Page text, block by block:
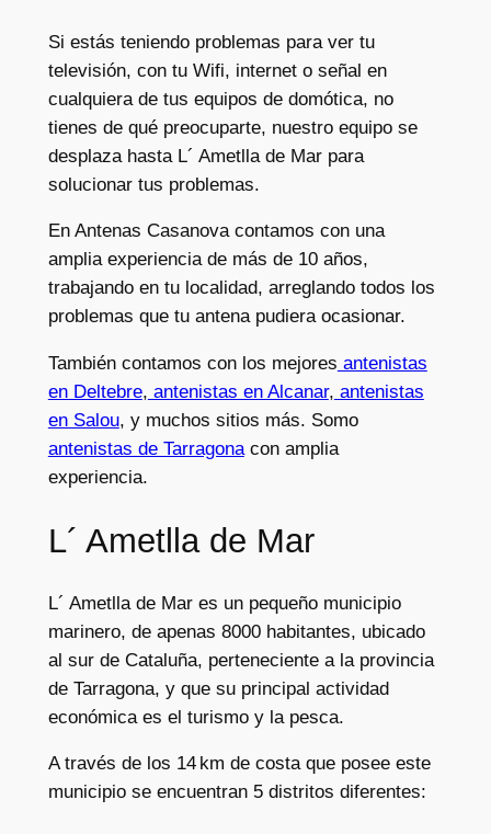
Si estás teniendo problemas para ver tu
televisión, con tu Wifi, internet o señal en
cualquiera de tus equipos de domótica, no
tienes de qué preocuparte, nuestro equipo se
desplaza hasta L´ Ametlla de Mar para
solucionar tus problemas.
En Antenas Casanova contamos con una
amplia experiencia de más de 10 años,
trabajando en tu localidad, arreglando todos los
problemas que tu antena pudiera ocasionar.
También contamos con los mejores antenistas
en Deltebre, antenistas en Alcanar, antenistas
en Salou, y muchos sitios más. Somo
antenistas de Tarragonacon amplia
experiencia.
L´ Ametlla de Mar
L´ Ametlla de Mar es un pequeño municipio
marinero, de apenas 8000 habitantes, ubicado
al sur de Cataluña, perteneciente a la provincia
de Tarragona, y que su principal actividad
económica es el turismo y la pesca.
A través de los 14 km de costa que posee este
municipio se encuentran 5 distritos diferentes: